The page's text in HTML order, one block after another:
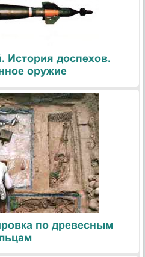
История доспехов.
оружие
по древесным